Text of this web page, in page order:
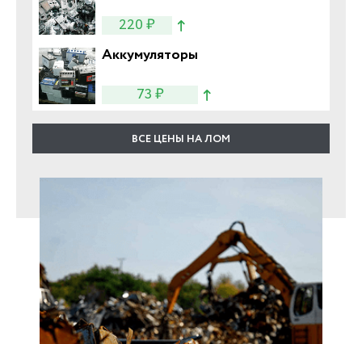
220 ₽
Аккумуляторы
73 ₽
ВСЕ ЦЕНЫ НА ЛОМ